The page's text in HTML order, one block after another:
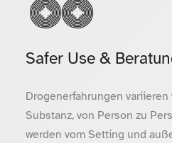
Safer Use &
Drogenerfahrungen variieren
Substanz, von Person zu
werden vom Setting und